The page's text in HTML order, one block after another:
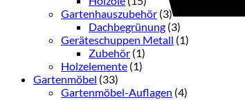
Gartenhauszubehör (3)
Dachbegrünung (3)
Geräteschuppen Metall (1)
Zubehör (1)
Holzelemente (1)
Gartenmöbel (33)
Gartenmöbel-Auflagen (4)